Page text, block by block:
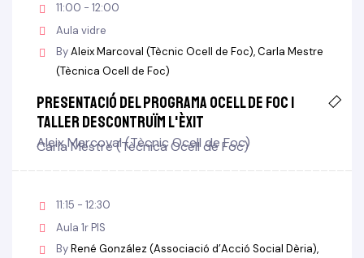
11:00 - 12:00
Aula vidre
ByAleix Marcoval (Tècnic Ocell de Foc) Carla Mestre
(Tècnica Ocell de Foc)
Presentació del programa Ocell de Foc i
taller descontruïm l'èxit
Aleix Marcoval (Tècnic Ocell de Foc)
Carla Mestre (Tècnica Ocell de Foc)
11:15 - 12:30
Aula 1r PIS
ByRené González (Associació d’Acció Social Dèria)